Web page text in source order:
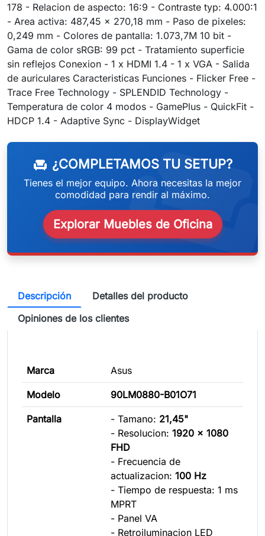
178 - Relacion de aspecto: 16:9 - Contraste typ: 4.000:1
- Area activa: 487,45 x 270,18 mm - Paso de pixeles:
0,249 mm - Colores de pantalla: 1.073,7M 10 bit -
Gama de color sRGB: 99 pct - Tratamiento superficie
sin reflejos Conexion - 1 x HDMI 1.4 - 1 x VGA - Salida
de auriculares Caracteristicas Funciones - Flicker Free -
Trace Free Technology - SPLENDID Technology -
Temperatura de color 4 modos - GamePlus - QuickFit -
HDCP 1.4 - Adaptive Sync - DisplayWidget
chair ¿COMPLETAMOS TU SETUP?
Tienes el mejor equipo. Ahora necesitas la mejor
comodidad para rendir al máximo.
Explorar Muebles de Oficina
Descripción
Detalles del producto
Opiniones de los clientes
Marca Asus
Modelo 90LM0880-B01O71
Pantalla - Tamano: 21,45"
- Resolucion: 1920 x 1080
FHD
- Frecuencia de
actualizacion: 100 Hz
- Tiempo de respuesta: 1 ms
MPRT
- Panel VA
- Retroiluminacion LED